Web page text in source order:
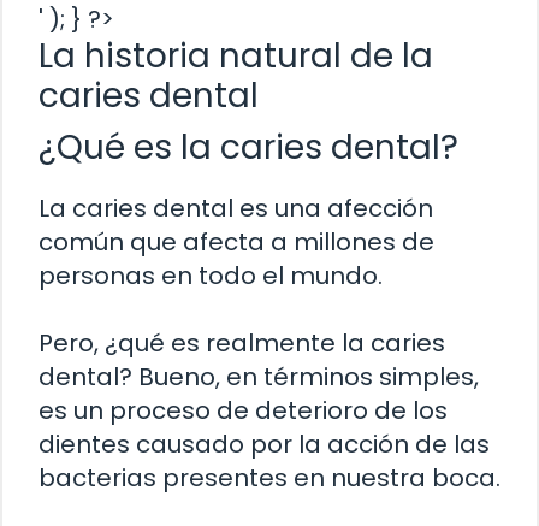
' ); } ?>
La historia natural de la
caries dental
¿Qué es la caries dental?
La caries dental es una afección
común que afecta a millones de
personas en todo el mundo.
Pero, ¿qué es realmente la caries
dental? Bueno, en términos simples,
es un proceso de deterioro de los
dientes causado por la acción de las
bacterias presentes en nuestra boca.